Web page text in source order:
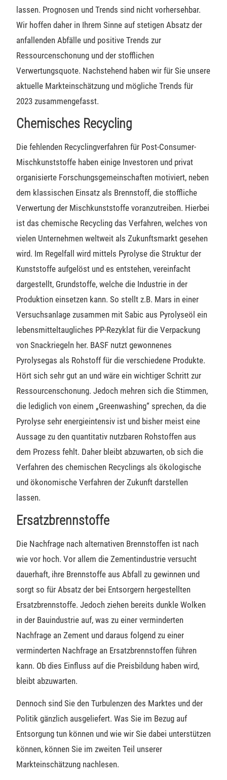
lassen. Prognosen und Trends sind nicht vorhersehbar.
Wir hoffen daher in Ihrem Sinne auf stetigen Absatz der
anfallenden Abfälle und positive Trends zur
Ressourcenschonung und der stofflichen
Verwertungsquote. Nachstehend haben wir für Sie unsere
aktuelle Markteinschätzung und mögliche Trends für
2023 zusammengefasst.
Chemisches Recycling
Die fehlenden Recyclingverfahren für Post-Consumer-
Mischkunststoffe haben einige Investoren und privat
organisierte Forschungsgemeinschaften motiviert, neben
dem klassischen Einsatz als Brennstoff, die stoffliche
Verwertung der Mischkunststoffe voranzutreiben. Hierbei
ist das chemische Recycling das Verfahren, welches von
vielen Unternehmen weltweit als Zukunftsmarkt gesehen
wird. Im Regelfall wird mittels Pyrolyse die Struktur der
Kunststoffe aufgelöst und es entstehen, vereinfacht
dargestellt, Grundstoffe, welche die Industrie in der
Produktion einsetzen kann. So stellt z.B. Mars in einer
Versuchsanlage zusammen mit Sabic aus Pyrolyseöl ein
lebensmitteltaugliches PP-Rezyklat für die Verpackung
von Snackriegeln her. BASF nutzt gewonnenes
Pyrolysegas als Rohstoff für die verschiedene Produkte.
Hört sich sehr gut an und wäre ein wichtiger Schritt zur
Ressourcenschonung. Jedoch mehren sich die Stimmen,
die lediglich von einem „Greenwashing“ sprechen, da die
Pyrolyse sehr energieintensiv ist und bisher meist eine
Aussage zu den quantitativ nutzbaren Rohstoffen aus
dem Prozess fehlt. Daher bleibt abzuwarten, ob sich die
Verfahren des chemischen Recyclings als ökologische
und ökonomische Verfahren der Zukunft darstellen
lassen.
Ersatzbrennstoffe
Die Nachfrage nach alternativen Brennstoffen ist nach
wie vor hoch. Vor allem die Zementindustrie versucht
dauerhaft, ihre Brennstoffe aus Abfall zu gewinnen und
sorgt so für Absatz der bei Entsorgern hergestellten
Ersatzbrennstoffe. Jedoch ziehen bereits dunkle Wolken
in der Bauindustrie auf, was zu einer verminderten
Nachfrage an Zement und daraus folgend zu einer
verminderten Nachfrage an Ersatzbrennstoffen führen
kann. Ob dies Einfluss auf die Preisbildung haben wird,
bleibt abzuwarten.
Dennoch sind Sie den Turbulenzen des Marktes und der
Politik gänzlich ausgeliefert. Was Sie im Bezug auf
Entsorgung tun können und wie wir Sie dabei unterstützen
können, können Sie im zweiten Teil unserer
Markteinschätzung nachlesen.